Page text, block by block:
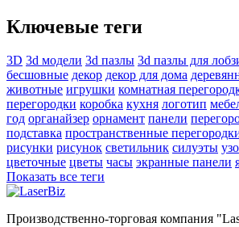
Ключевые теги
3D 3d модели 3d пазлы 3d пазлы для
бесшовные декор декор для дома
животные игрушки комнатная
перегородки коробка кухня логотип
год органайзер орнамент панели
подставка пространственные
рисунки рисунок светильник силуэты
цветочные цветы часы экранные панели
Показать все теги
Производственно-торговая компания